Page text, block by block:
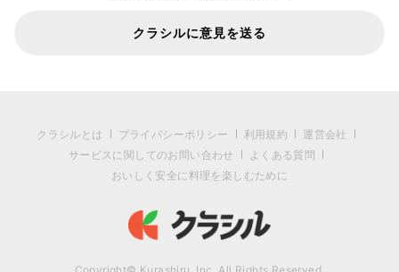
クラシルに意見を送る
クラシルとは プライバシーポリシー 利用規約
運営会社
サービスに関してのお問い合わせ
よくある質問
おいしく安全に料理を楽しむために